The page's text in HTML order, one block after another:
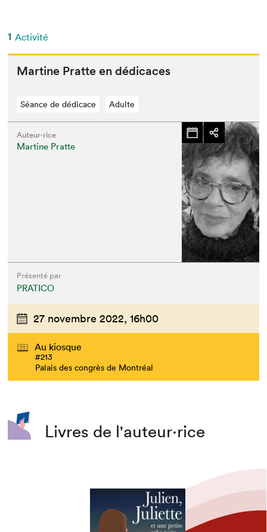
1 Activité
Mar­tine Prat­te en dédicaces
Séance de dédicace Adulte
Auteur·rice
Martine Pratte
Présenté par
PRATICO
27 novembre 2022, 16h00
Au kiosque
#213
Palais des congrès de Montréal
Livres de l'auteur·rice